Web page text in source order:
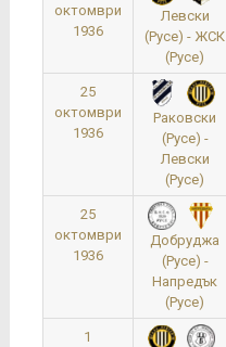
октомври
1936
Левски
(Русе) - ЖСК
(Русе)
25
октомври
1936
Раковски
(Русе) -
Левски
(Русе)
25
октомври
1936
Добруджа
(Русе) -
Напредък
(Русе)
1